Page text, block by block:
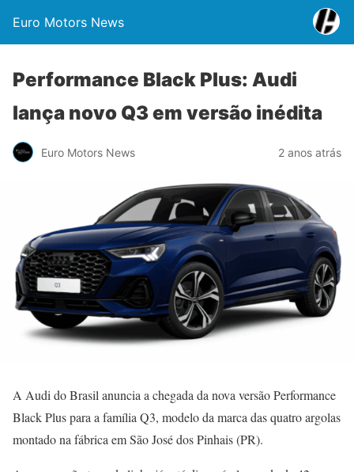
Euro Motors News
Performance Black Plus: Audi
lança novo Q3 em versão inédita
Euro Motors News 2 anos atrás
A Audi do Brasil anuncia a chegada da nova versão Performance
Black Plus para a família Q3, modelo da marca das quatro argolas
montado na fábrica em São José dos Pinhais (PR).